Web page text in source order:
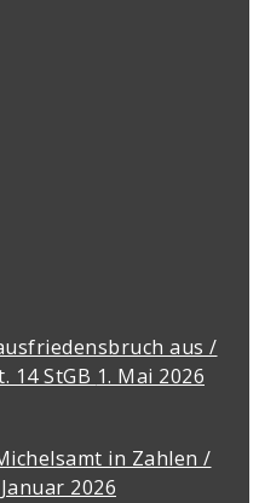
aus /
14 StGB 1. Mai 2026
in Zahlen /
2026